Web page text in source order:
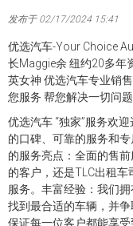
发布于 02/17/2024 15:41
优选汽车-Your Choice
长Maggie余 纽约20多年
英女神 优选汽车专业销
您服务 帮您解决一切问
优选汽车 “独家”服务欢
的口碑、可靠的服务和
的服务亮点：全面的售
的客户，还是TLC出租
服务。丰富经验：我们
找到最合适的车辆，并
保证每一位客户都能享